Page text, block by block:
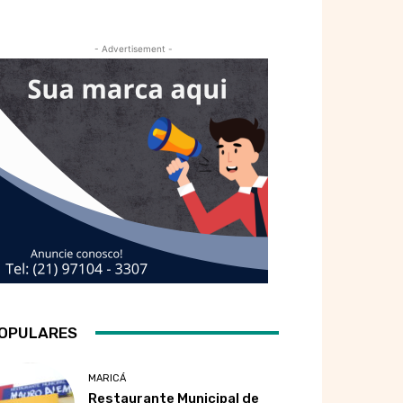
- Advertisement -
MARICÁ
Restaurante Municipal de